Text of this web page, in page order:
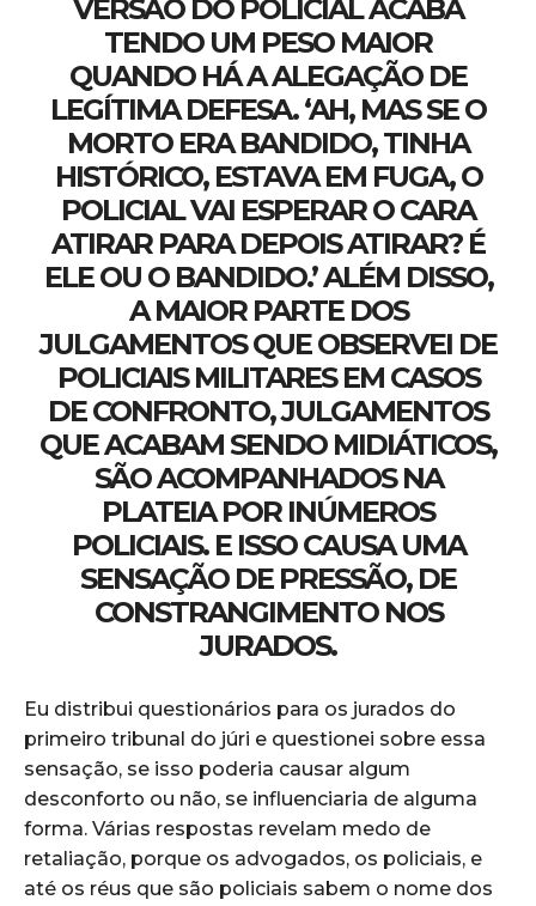
VERSÃO DO POLICIAL ACABA
TENDO UM PESO MAIOR
QUANDO HÁ A ALEGAÇÃO DE
LEGÍTIMA DEFESA. ‘AH, MAS SE O
MORTO ERA BANDIDO, TINHA
HISTÓRICO, ESTAVA EM FUGA, O
POLICIAL VAI ESPERAR O CARA
ATIRAR PARA DEPOIS ATIRAR? É
ELE OU O BANDIDO.’ ALÉM DISSO,
A MAIOR PARTE DOS
JULGAMENTOS QUE OBSERVEI DE
POLICIAIS MILITARES EM CASOS
DE CONFRONTO, JULGAMENTOS
QUE ACABAM SENDO MIDIÁTICOS,
SÃO ACOMPANHADOS NA
PLATEIA POR INÚMEROS
POLICIAIS. E ISSO CAUSA UMA
SENSAÇÃO DE PRESSÃO, DE
CONSTRANGIMENTO NOS
JURADOS.
Eu distribui questionários para os jurados do
primeiro tribunal do júri e questionei sobre essa
sensação, se isso poderia causar algum
desconforto ou não, se influenciaria de alguma
forma. Várias respostas revelam medo de
retaliação, porque os advogados, os policiais, e
até os réus que são policiais sabem o nome dos